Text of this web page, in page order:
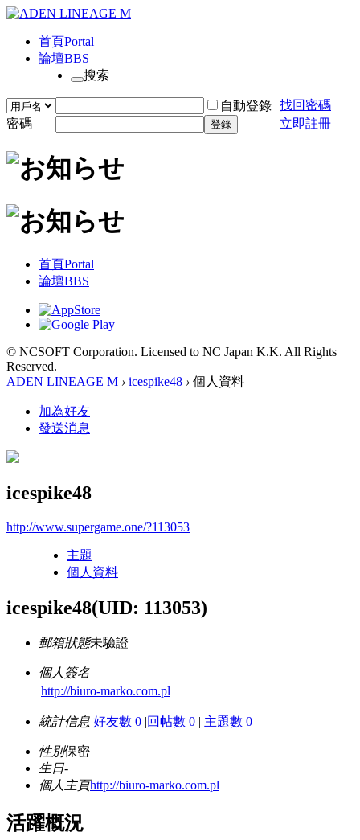
首頁Portal
論壇BBS
搜索
自動登錄 找回密碼
密碼
登錄 立即註冊
首頁Portal
論壇BBS
© NCSOFT Corporation. Licensed to NC Japan K.K. All Rights
Reserved.
ADEN LINEAGE M › icespike48 › 個人資料
加為好友
發送消息
icespike48
http://www.supergame.one/?113053
主題
個人資料
icespike48(UID: 113053)
郵箱狀態未驗證
個人簽名
http://biuro-marko.com.pl
統計信息 好友數 0 |回帖數 0 | 主題數 0
性別保密
生日-
個人主頁http://biuro-marko.com.pl
活躍概況